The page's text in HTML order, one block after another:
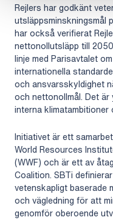
Rejlers har godkänt
utsläppsminskningsmål
har också verifierat
nettonollutsläpp till
linje med Parisavtalet
internationella
och ansvarsskyldighet
och nettonollmål. Det
interna klimatambitioner
Initiativet är ett
World Resources
(WWF) och är ett av
Coalition. SBTi
vetenskapligt baserade
och vägledning för att
genomför oberoende